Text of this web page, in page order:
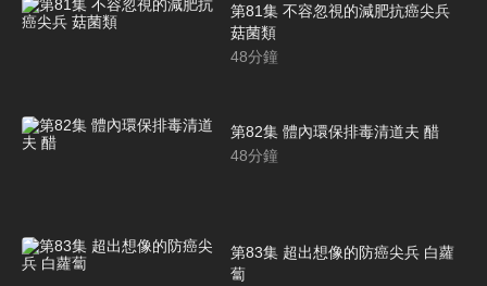
第81集 不容忽視的減肥抗癌尖兵
菇菌類
48分鐘
第82集 體內環保排毒清道夫 醋
48分鐘
第83集 超出想像的防癌尖兵 白蘿
蔔